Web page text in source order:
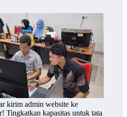
kirim admin website ke
Tingkatkan kapasitas untuk tata